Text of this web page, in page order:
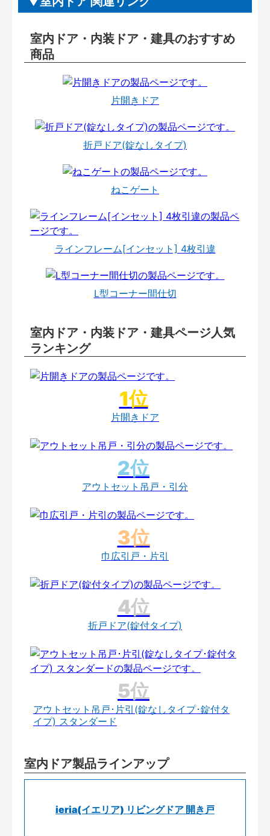
室内ドア・内装ドア・建具のおすすめ
商品
片開きドア
折戸ドア(錠なしタイプ)
ねこゲート
ラインフレーム[インセット] 4枚引違
L型コーナー間仕切
室内ドア・内装ドア・建具ページ人気
ランキング
片開きドア
アウトセット吊戸・引分
巾広引戸・片引
折戸ドア(錠付タイプ)
アウトセット吊戸･片引(錠なしタイプ･錠付タ
イプ) スタンダード
室内ドア製品ラインアップ
ieria(イエリア) リビングドア 開き戸